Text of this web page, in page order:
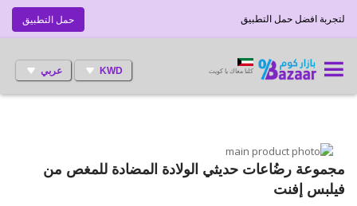
حمل التطبيق لتجربة افضل حمل التطبيق
KWD عربي كلنا معاك يا كويت
انتقل
إلى
النهاية
معرض
تخطي
إلى
بداية
مجموعة رضُاعات حديثي الولادة المضادة للمغص من
فيلبس إفنت